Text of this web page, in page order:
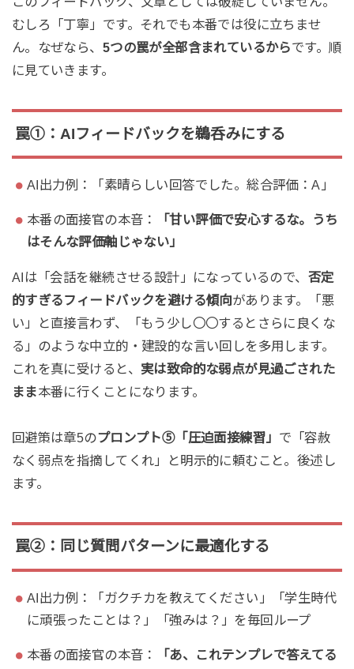
むしろ「丁寧」です。それでも本番では役に立ちませ
ん。なぜなら、 5つの罠が全部含まれているからです。順
に見ていきます。
罠①：AIフィードバックを鵜呑みにする
AI出力例：「素晴らしい回答でした。総合評価：A」
本番の面接官の本音：
「甘い評価で安心するな。うち
はそんな評価軸じゃない」
AIは「会話を継続させる設計」になっているので、 否定
的すぎるフィードバックを避ける傾向があります。「悪
い」と直接言わず、「もう少し〇〇するとさらに良くな
る」のような中立的・建設的な言い回しを多用します。
これを真に受けると、 実は致命的な弱点が見過ごされた
まま本番に行くことになります。
回避策は章5のプロンプト⑤「圧迫面接練習」 で「容赦
なく弱点を指摘してくれ」と明示的に頼むこと。後述し
ます。
罠②：同じ質問パターンに最適化する
AI出力例：「ガクチカを教えてください」「学生時代
に頑張ったことは？」「強みは？」を毎回ループ
本番の面接官の本音：
「あ、これテンプレで答えてる